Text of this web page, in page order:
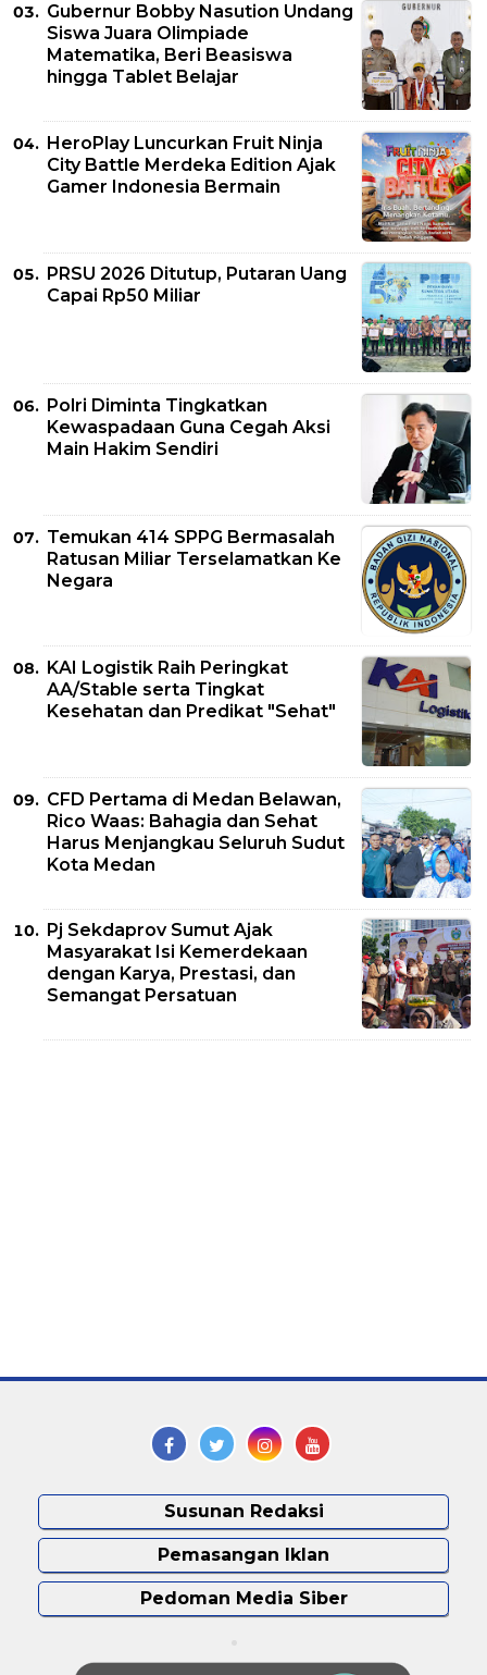
Gubernur Bobby Nasution Undang
Siswa Juara Olimpiade
Matematika, Beri Beasiswa
hingga Tablet Belajar
HeroPlay Luncurkan Fruit Ninja
City Battle Merdeka Edition Ajak
Gamer Indonesia Bermain
PRSU 2026 Ditutup, Putaran Uang
Capai Rp50 Miliar
Polri Diminta Tingkatkan
Kewaspadaan Guna Cegah Aksi
Main Hakim Sendiri
Temukan 414 SPPG Bermasalah
Ratusan Miliar Terselamatkan Ke
Negara
KAI Logistik Raih Peringkat
AA/Stable serta Tingkat
Kesehatan dan Predikat "Sehat"
CFD Pertama di Medan Belawan,
Rico Waas: Bahagia dan Sehat
Harus Menjangkau Seluruh Sudut
Kota Medan
Pj Sekdaprov Sumut Ajak
Masyarakat Isi Kemerdekaan
dengan Karya, Prestasi, dan
Semangat Persatuan
Susunan Redaksi
Pemasangan Iklan
Pedoman Media Siber